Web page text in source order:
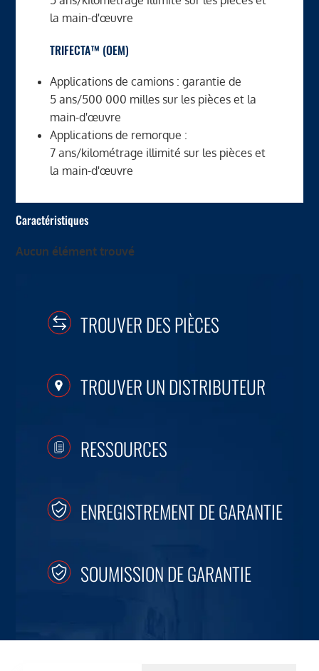
la main-d'œuvre
TRIFECTA™ (OEM)
Applications de camions : garantie de
5 ans/500 000 milles sur les pièces et la
main-d'œuvre
Applications de remorque :
7 ans/kilométrage illimité sur les pièces et
la main-d'œuvre
Caractéristiques
Aucun élément trouvé
TROUVER DES PIÈCES
TROUVER UN DISTRIBUTEUR
RESSOURCES
ENREGISTREMENT DE GARANTIE
SOUMISSION DE GARANTIE